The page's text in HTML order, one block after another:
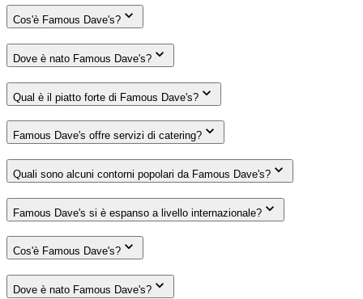
Cos'è Famous Dave's?
Dove è nato Famous Dave's?
Qual è il piatto forte di Famous Dave's?
Famous Dave's offre servizi di catering?
Quali sono alcuni contorni popolari da Famous Dave's?
Famous Dave's si è espanso a livello internazionale?
Cos'è Famous Dave's?
Dove è nato Famous Dave's?